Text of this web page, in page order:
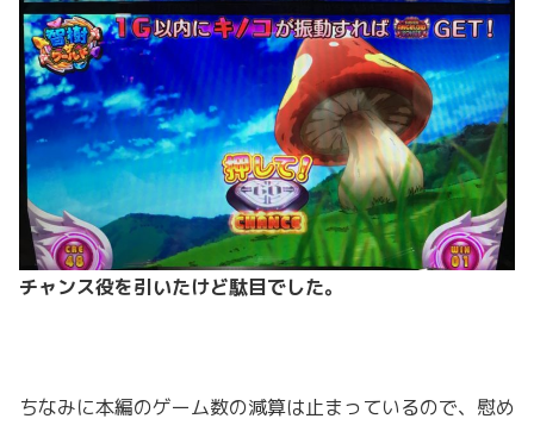
チャンス役を引いたけど駄目でした。
ちなみに本編のゲーム数の減算は止まっているので、慰め